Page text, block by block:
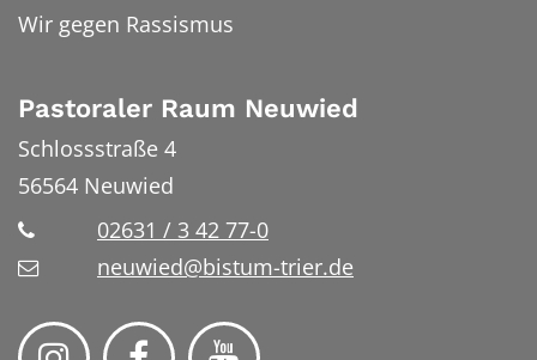
Wir gegen Rassismus
Pastoraler Raum Neuwied
Schlossstraße 4
56564 Neuwied
02631 / 3 42 77-0
neuwied@bistum-trier.de